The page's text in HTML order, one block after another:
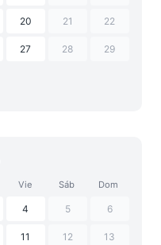
20 21 22
27 28 29
Vie Sáb Dom
4 5 6
11 12 13